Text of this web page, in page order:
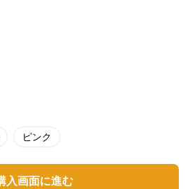
ピンク
入画面に進む